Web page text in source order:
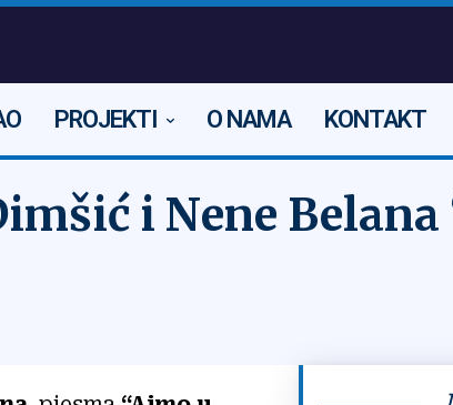
PROJEKTI O NAMA KONTAKT
i Nene Belana